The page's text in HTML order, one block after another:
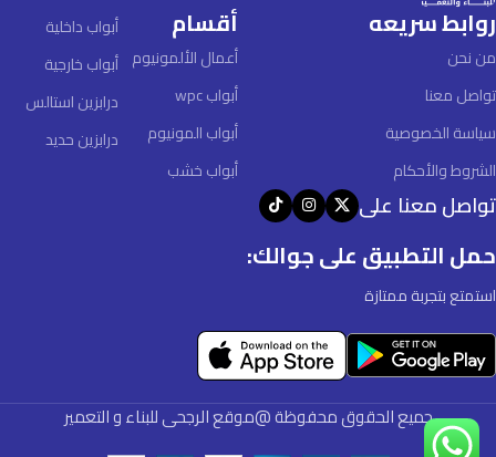
روابط سريعه
من نحن
تواصل معنا
سياسة الخصوصية
الشروط والأحكام
أقسام
أعمال الألمونيوم
أبواب wpc
أبواب المونيوم
أبواب خشب
أبواب داخلية
أبواب خارجية
درابزين استالس
درابزين حديد
تواصل معنا على
حمل التطبيق على جوالك:
استمتع بتجربة ممتازة
جميع الحقوق محفوظة @موقع الرجحى للبناء و التعمير